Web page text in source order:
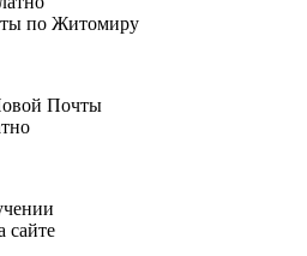
по Житомиру
Почты
сайте